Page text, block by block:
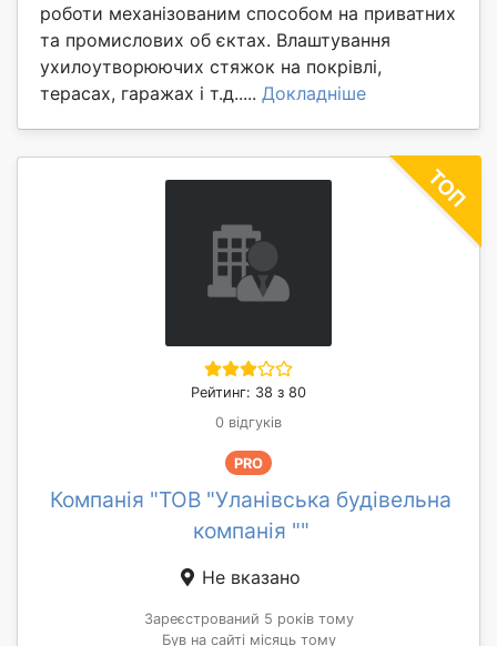
роботи механізованим способом на приватних
та промислових об єктах. Влаштування
ухилоутворюючих стяжок на покрівлі,
терасах, гаражах і т.д..... Докладніше
Рейтинг: 38 з 80
0 відгуків
PRO
Компанія "ТОВ "Уланівська будівельна
компанія ""
Не вказано
Зареєстрований 5 років тому
Був на сайті місяць тому